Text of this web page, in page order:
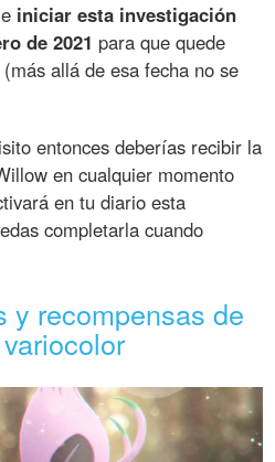
iniciar esta investigación
de 2021 para que quede
allá de esa fecha no se
entonces deberías recibir la
en cualquier momento
en tu diario esta
completarla cuando
y recompensas de